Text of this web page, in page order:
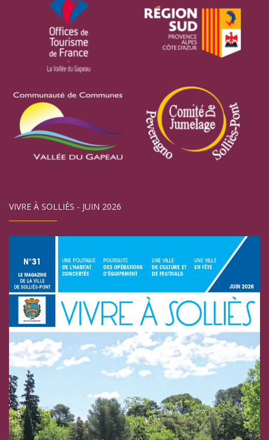
VIVRE À SOLLIÈS - JUIN 2026